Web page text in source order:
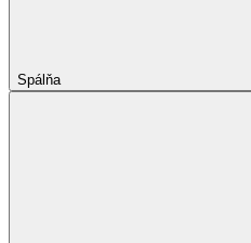
Spálňa